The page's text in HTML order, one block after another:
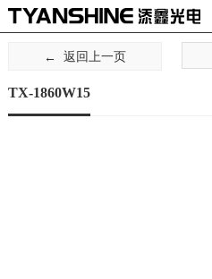
返回上一页
TX-1860W15